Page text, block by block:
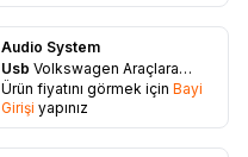
Favorilere Ekle
Audio System
Usb Volkswagen Araçlara
Uyumlu Bluetooth Aparatı
Ürün fiyatını görmek için Bayi
Girişi yapınız